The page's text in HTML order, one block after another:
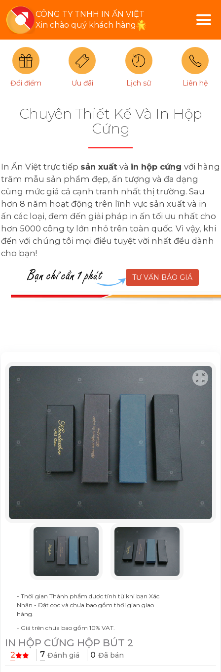
CÔNG TY TNHH IN ẤN VIỆT
Xin chào quý khách hàng
Đổi điểm Ưu đãi Lịch sử Liên hệ
Chuyên Thiết Kế Và In Hộp
Cứng
In Ấn Việt trực tiếp sản xuất và in hộp cứng với hàng
trăm mẫu sản phẩm đẹp, ấn tượng và đa dạng
cùng mức giá cả cạnh tranh nhất thị trường. Sau
hơn 8 năm hoạt động trên lĩnh vực sản xuất và in
ấn các loại, đem đến giải pháp in ấn tối ưu nhất cho
hơn 5000 công ty lớn nhỏ trên toàn quốc. Vì vậy, khi
đến với chúng tôi mọi điều tuyệt vời nhất đều dành
cho bạn!
TƯ VẤN BÁO GIÁ
- Thời gian Thành phẩm dược tính từ khi bạn Xác
Nhận - Đặt cọc và chưa bao gồm thời gian giao
hàng.
- Giá trên chưa bao gồm 10% VAT.
IN HỘP CỨNG HỘP BÚT 2
2 7 Đánh giá 0 Đã bán